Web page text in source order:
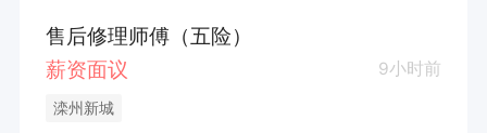
售后修理师傅（五险）
薪资面议
9小时前
滦州新城